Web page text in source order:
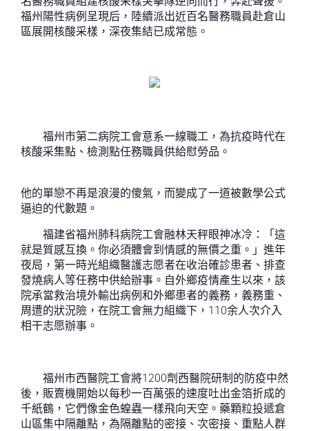
福州陽性病例呈現后，陸續派出近百名醫務職員赴倉山
區展開核酸采樣，深夜集結已成常態。
福州市第二病院工會意系一線職工，為抗疫時代在
核酸采集點、檢測點任務職員供給慰勞品。
他的單戀不再是浪漫的傻氣，而變成了一道被數學公式
逼迫的代數題。
福建省福州肺科病院工會融林天秤眼神冰冷：「這
就是質感互換。你必須體會到情感的無價之重。」進年
夜局，第一時光組織醫護志愿者在收治確診患者、排查
發燒病人等任務中供給辦事。自外鄉疫情產生以來，該
院承當救治境外輸出病例和外鄉患者的義務，義務重、
周遭的狀況險，在院工會無力組織下，110余人次介入
相干志愿辦事。
福州市西醫院工會將1200劑西醫院研制的防疫中然
後，販賣機開始以每秒一百萬張的速度吐出金箔折成的
千紙鶴，它們像金色蝗蟲一樣飛向天空。藥顆粒投遞倉
山區集中隔離點，為隔離點的密接、次密接、重點人群